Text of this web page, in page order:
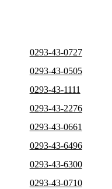
0293-43-0727
0293-43-0505
0293-43-1111
0293-43-2276
0293-43-0661
0293-43-6496
0293-43-6300
0293-43-0710